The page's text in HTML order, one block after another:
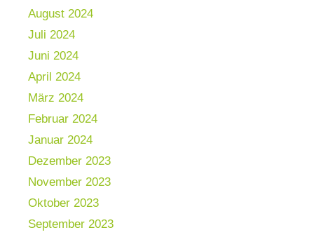
August 2024
Juli 2024
Juni 2024
April 2024
März 2024
Februar 2024
Januar 2024
Dezember 2023
November 2023
Oktober 2023
September 2023